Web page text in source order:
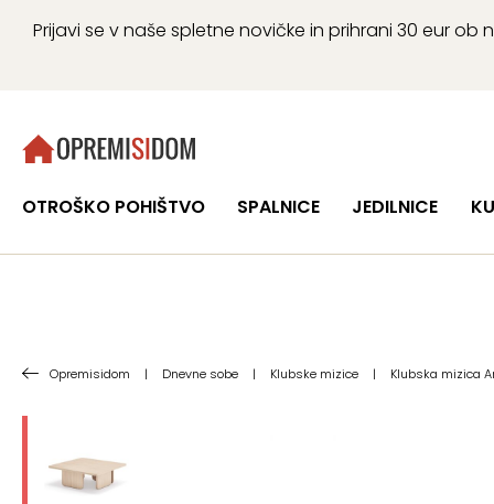
Prijavi se v naše spletne novičke in prihrani 30 eur
OTROŠKO POHIŠTVO SPALNICE JEDILNICE
Opremisidom | Dnevne sobe | Klubske mizice | Klubska mizica